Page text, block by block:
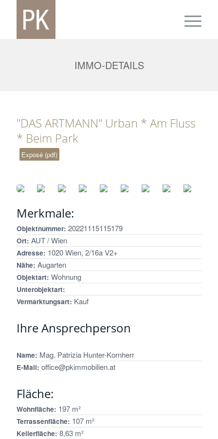
IMMO-DETAILS
"DAS ARTMANN" Urban * Am Fluss
* Beim Park
Exposé (pdf)
Merkmale:
Objektnummer: 20221115115179
Ort: AUT / Wien
Adresse: 1020 Wien, 2/16a V2+
Nähe: Augarten
Objektart: Wohnung
Unterobjektart:
Vermarktungsart: Kauf
Ihre Ansprechperson
Name: Mag. Patrizia Hunter-Kornherr
E-Mail: office@pkimmobilien.at
Fläche:
Wohnfläche: 197 m²
Terrassenfläche: 107 m²
Kellerfläche: 8,63 m²